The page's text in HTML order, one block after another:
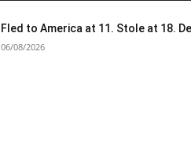
Fled to America at 11. Stole at 18.
06/08/2026